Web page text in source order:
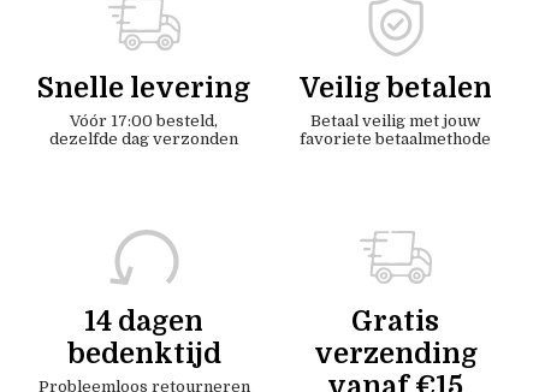
Snelle levering
Vóór 17:00 besteld,
dezelfde dag verzonden
Veilig betalen
Betaal veilig met jouw
favoriete betaalmethode
14 dagen
bedenktijd
Probleemloos retourneren
Gratis
verzending